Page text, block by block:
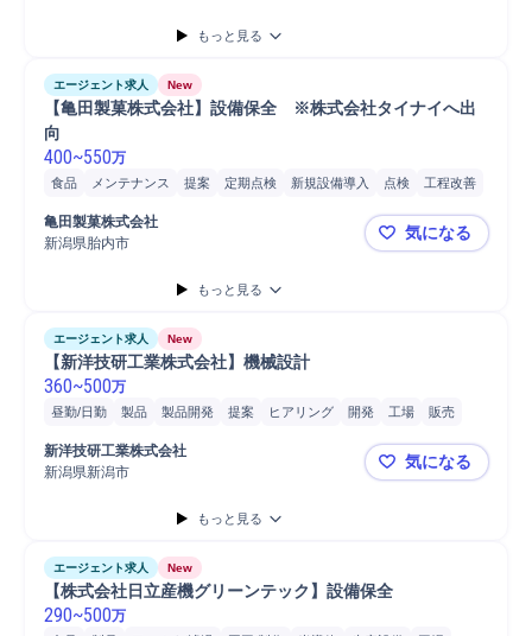
もっと見る
エージェント求人 New
【亀田製菓株式会社】設備保全　※株式会社タイナイへ出
向
400~550万
食品 メンテナンス 提案 定期点検 新規設備導入 点検
工程改善
設備保全
データ分析
施設/設備管理
設備管理
亀田製菓株式会社
新潟県胎内市
【亀田製菓
気になる
もっと見る
エージェント求人 New
【新洋技研工業株式会社】機械設計
360~500万
昼勤/日勤 製品 製品開発 提案 ヒアリング 開発 工場
販売
コスト削減
機械設計
新洋技研工業株式会社
新潟県新潟市
【新洋技研
気になる
もっと見る
エージェント求人 New
【株式会社日立産機グリーンテック】設備保全
290~500万